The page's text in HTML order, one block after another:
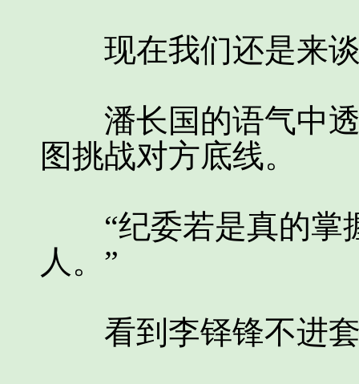
现在我们还是来谈
潘长国的语气中透
图挑战对方底线。
“纪委若是真的掌
人。”
看到李铎锋不进套